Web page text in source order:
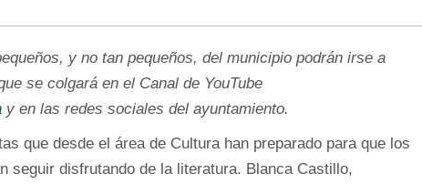
y no tan pequeños, del municipio podrán irse a
se colgará en el Canal de YouTube
y en las redes sociales del ayuntamiento.
que desde el área de Cultura han preparado para que los
seguir disfrutando de la literatura. Blanca Castillo,